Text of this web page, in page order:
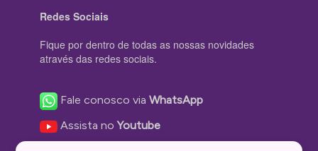
Redes Sociais
Fique por dentro de todas as nossas novidades
através das redes sociais.
Fale conosco viaWhatsApp
Assista noYoutube